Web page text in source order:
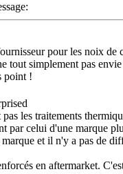
pour les noix de
tout simplement pas
point !
les traitements
par celui d'une marque
et il n'y a pas de
en aftermarket.